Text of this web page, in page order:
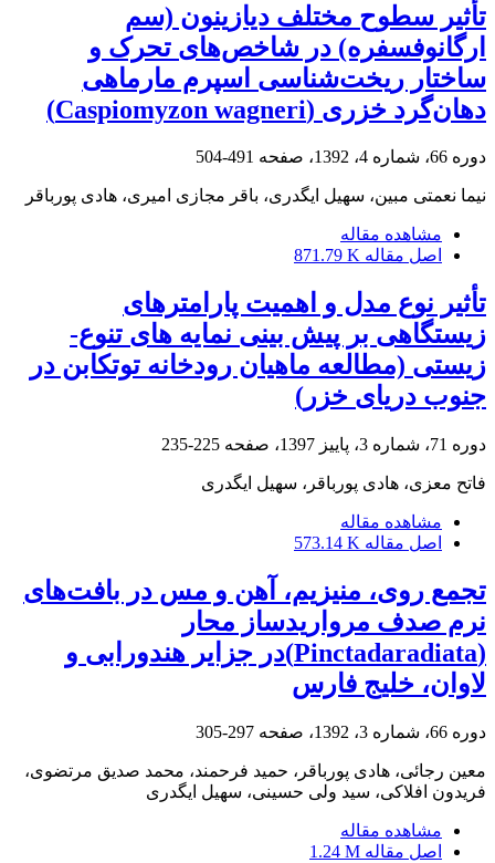
تأثیر سطوح مختلف دیازینون (سم
ارگانوفسفره) در شاخص‌های تحرک و
ساختار ریخت‌شناسی اسپرم مارماهی
دهان‌گرد خزری (Caspiomyzon wagneri)
دوره 66، شماره 4، 1392، صفحه 491-504
نیما نعمتی مبین، سهیل ایگدری، باقر مجازی امیری، هادی پورباقر
مشاهده مقاله
اصل مقاله 871.79 K
تأثیر نوع مدل و اهمیت پارامترهای
زیستگاهی بر پیش بینی نمایه های تنوع-
زیستی (مطالعه ماهیان رودخانه توتکابن در
جنوب دریای خزر)
دوره 71، شماره 3، پاییز 1397، صفحه 225-235
فاتح معزی، هادی پورباقر، سهیل ایگدری
مشاهده مقاله
اصل مقاله 573.14 K
تجمع روی، منیزیم، آهن و مس در بافت‌های
نرم صدف مرواریدساز محار
(Pinctadaradiata)در جزایر هندورابی و
لاوان، خلیج فارس
دوره 66، شماره 3، 1392، صفحه 297-305
معین رجائی، هادی پورباقر، حمید فرحمند، محمد صدیق مرتضوی،
فریدون افلاکی، سید ولی حسینی، سهیل ایگدری
مشاهده مقاله
اصل مقاله 1.24 M